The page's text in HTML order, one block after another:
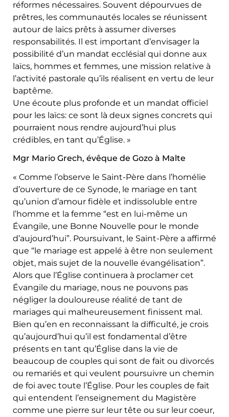
réformes nécessaires. Souvent dépourvues de
prêtres, les communautés locales se réunissent
autour de laïcs prêts à assumer diverses
responsabilités. Il est important d’envisager la
possibilité d’un mandat ecclésial qui donne aux
laïcs, hommes et femmes, une mission relative à
l’activité pastorale qu’ils réalisent en vertu de leur
baptême.
Une écoute plus profonde et un mandat officiel
pour les laïcs: ce sont là deux signes concrets qui
pourraient nous rendre aujourd’hui plus
crédibles, en tant qu’Église. »
Mgr Mario Grech, évêque de Gozo à Malte
« Comme l’observe le Saint-Père dans l’homélie
d’ouverture de ce Synode, le mariage en tant
qu’union d’amour fidèle et indissoluble entre
l’homme et la femme “est en lui-même un
Évangile, une Bonne Nouvelle pour le monde
d’aujourd’hui”. Poursuivant, le Saint-Père a affirmé
que “le mariage est appelé à être non seulement
objet, mais sujet de la nouvelle évangélisation”.
Alors que l’Église continuera à proclamer cet
Évangile du mariage, nous ne pouvons pas
négliger la douloureuse réalité de tant de
mariages qui malheureusement finissent mal.
Bien qu’en en reconnaissant la difficulté, je crois
qu’aujourd’hui qu’il est fondamental d’être
présents en tant qu’Église dans la vie de
beaucoup de couples qui sont de fait ou divorcés
ou remariés et qui veulent poursuivre un chemin
de foi avec toute l’Église. Pour les couples de fait
qui entendent l’enseignement du Magistère
comme une pierre sur leur tête ou sur leur coeur,